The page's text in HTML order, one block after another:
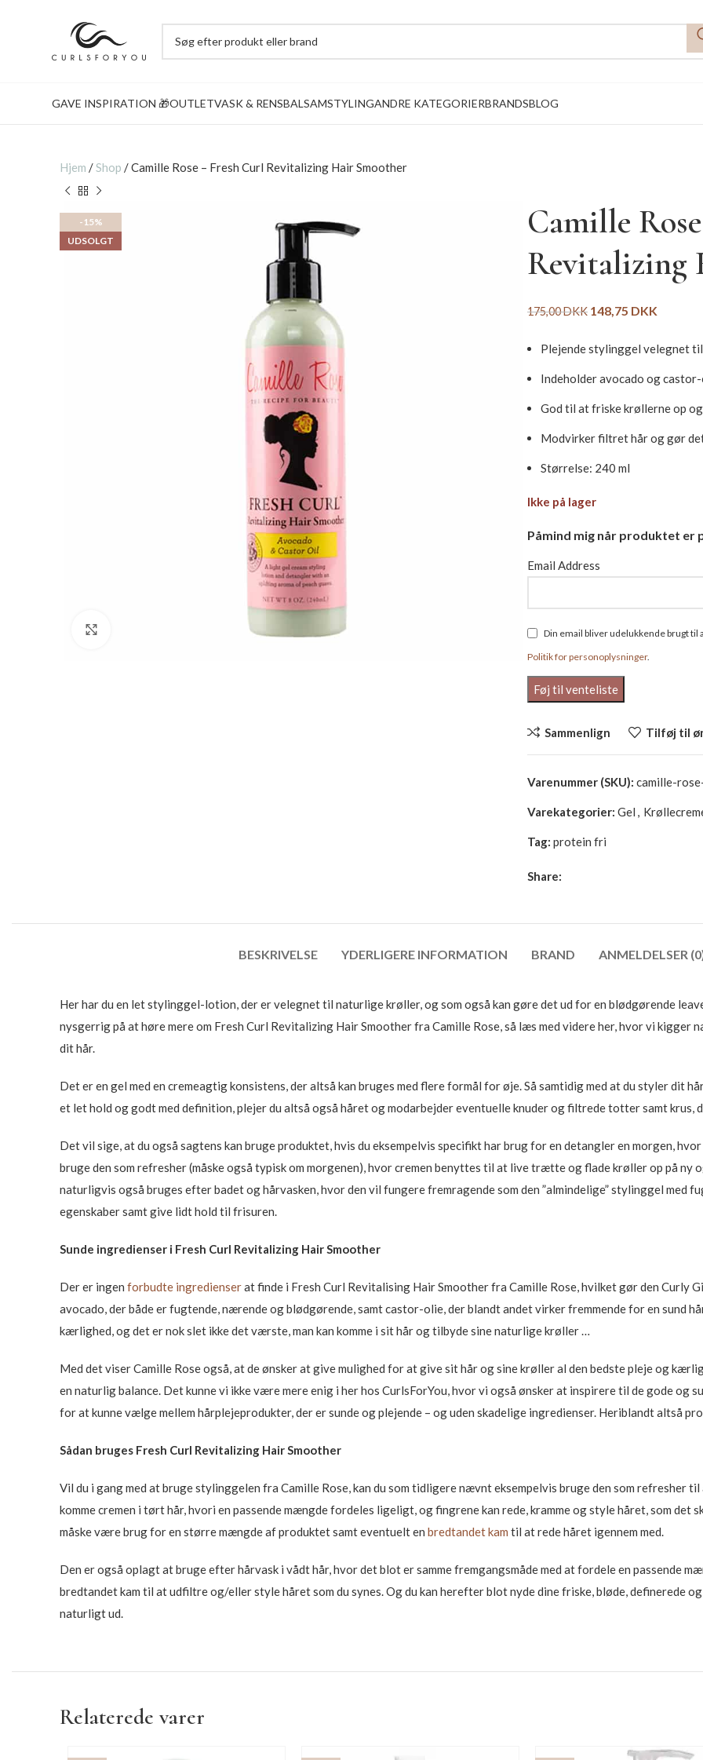
GAVE INSPIRATION 🎁OUTLETVASK & RENSBALSAMSTYLINGANDRE KATEGORIERBRANDSBLOG
Hjem /Shop /Camille Rose – Fresh Curl Revitalizing Hair Smoother
-15%
UDSOLGT
Camille
Revitalizing
175,00DKK 148,75 DKK
Plejende stylinggel velegnet
Indeholder avocado og
God til at friske krøllerne op
Modvirker filtret hår og gør
Størrelse: 240 ml
Ikke på lager
Påmind mig når produktet er
Email Address
Din email bliver udelukkende brugt
Politik for personoplysninger.
Sammenlign Tilføj til
Varenummer (SKU): camille-
Varekategorier: Gel ,
Tag: protein fri
Share:
BESKRIVELSE YDERLIGERE INFORMATION BRAND ANMELDELSER
Her har du en let stylinggel-lotion, der er velegnet til naturlige krøller, og som også kan gøre det ud for en blødgørende
nysgerrig på at høre mere om Fresh Curl Revitalizing Hair Smoother fra Camille Rose, så læs med videre her, hvor vi kigger
dit hår.
Det er en gel med en cremeagtig konsistens, der altså kan bruges med flere formål for øje. Så samtidig med at du styler dit
et let hold og godt med definition, plejer du altså også håret og modarbejder eventuelle knuder og filtrede totter samt krus,
Det vil sige, at du også sagtens kan bruge produktet, hvis du eksempelvis specifikt har brug for en detangler en morgen,
bruge den som refresher (måske også typisk om morgenen), hvor cremen benyttes til at live trætte og flade krøller op på ny
naturligvis også bruges efter badet og hårvasken, hvor den vil fungere fremragende som den ”almindelige” stylinggel med
egenskaber samt give lidt hold til frisuren.
Sunde ingredienser i Fresh Curl Revitalizing Hair Smoother
Der er ingen forbudte ingredienserat finde i Fresh Curl Revitalising Hair Smoother fra Camille Rose, hvilket gør den Curly
avocado, der både er fugtende, nærende og blødgørende, samt castor-olie, der blandt andet virker fremmende for en sund
kærlighed, og det er nok slet ikke det værste, man kan komme i sit hår og tilbyde sine naturlige krøller …
Med det viser Camille Rose også, at de ønsker at give mulighed for at give sit hår og sine krøller al den bedste pleje og
en naturlig balance. Det kunne vi ikke være mere enig i her hos CurlsForYou, hvor vi også ønsker at inspirere til de gode og
for at kunne vælge mellem hårplejeprodukter, der er sunde og plejende – og uden skadelige ingredienser. Heriblandt altså
Sådan bruges Fresh Curl Revitalizing Hair Smoother
Vil du i gang med at bruge stylinggelen fra Camille Rose, kan du som tidligere nævnt eksempelvis bruge den som
komme cremen i tørt hår, hvori en passende mængde fordeles ligeligt, og fingrene kan rede, kramme og style håret, som
måske være brug for en større mængde af produktet samt eventuelt en bredtandet kam til at rede håret igennem med.
Den er også oplagt at bruge efter hårvask i vådt hår, hvor det blot er samme fremgangsmåde med at fordele en passende
bredtandet kam til at udfiltre og/eller style håret som du synes. Og du kan herefter blot nyde dine friske, bløde, definerede
naturligt ud.
Relaterede varer